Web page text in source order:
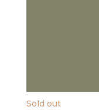
Sold out